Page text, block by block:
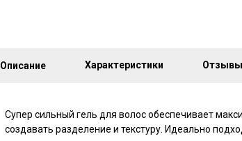
Описание Характеристики Отзывы
Супер сильный гель для волос обеспечивает
создавать разделение и текстуру. Идеально